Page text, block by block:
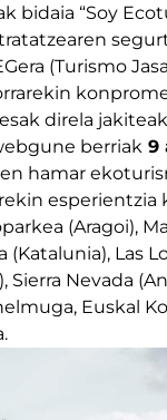
bidaia “Soy
(Turismo
direla
berriak 9
hamar
(Aragoi),
(Katalunia), Las
Sierra Nevada
Euskal